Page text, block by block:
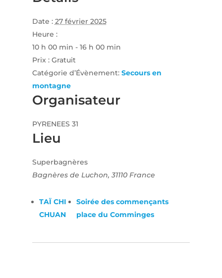
Date : 27 février 2025
Heure :
10 h 00 min - 16 h 00 min
Prix : Gratuit
Catégorie d’Évènement: Secours en
montagne
Lieu
Superbagnères
Bagnères de Luchon, 31110 France
Organisateur
PYRENEES 31
TAÏ CHI
CHUAN
Soirée des commençants
place du Comminges